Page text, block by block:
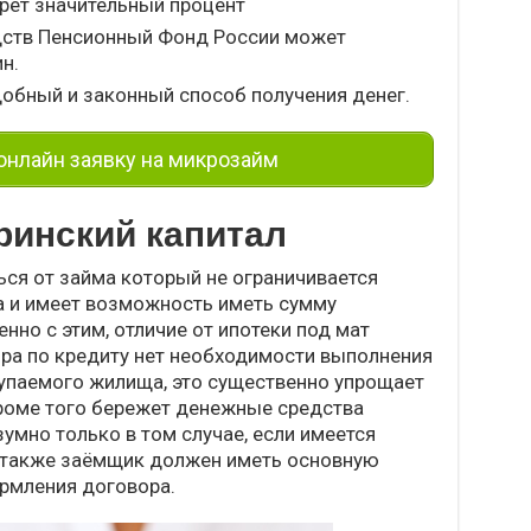
значительный процент
Пенсионный Фонд России может
и законный способ получения денег.
заявку на микрозайм
капитал
от займа который не ограничивается
и имеет возможность иметь сумму
с этим, отличие от ипотеки под мат
по кредиту нет необходимости выполнения
жилища, это существенно упрощает
того бережет денежные средства
только в том случае, если имеется
заёмщик должен иметь основную
договора.